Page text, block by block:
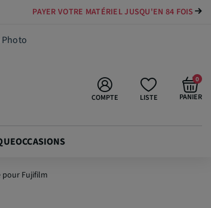
PAYER VOTRE MATÉRIEL JUSQU'EN 84 FOIS
Photo
LISTE
COMPTE PANIER
0
OCCASIONS
pour Fujifilm
€